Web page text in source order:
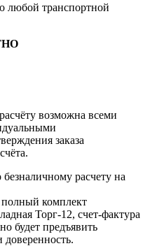
любой транспортной
возможна всеми
заказа
расчету на
комплект
Торг-12, счет-фактура
будет предъявить